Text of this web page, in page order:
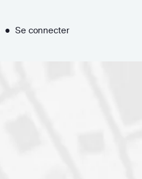
● Se connecter